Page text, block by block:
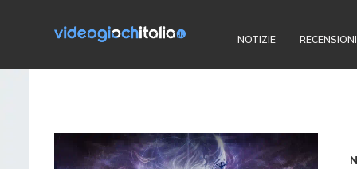
NOTIZIE RECENSIONI